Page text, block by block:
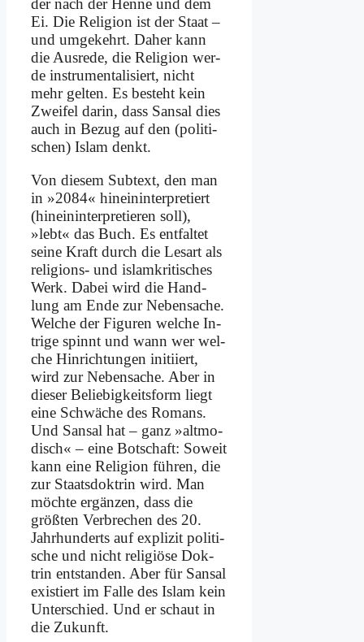
der nach der Hen­ne und dem
Ei. Die Re­li­gi­on ist der Staat –
und um­ge­kehrt. Da­her kann
die Aus­re­de, die Re­li­gi­on wer­
de in­stru­men­ta­li­siert, nicht
mehr gel­ten. Es be­steht kein
Zwei­fel dar­in, dass San­sal dies
auch in Be­zug auf den (po­li­ti­
schen) Is­lam denkt.
Von die­sem Sub­text, den man
in »2084« hin­ein­in­ter­pre­tiert
(hin­ein­in­ter­pre­tie­ren soll),
»lebt« das Buch. Es ent­fal­tet
sei­ne Kraft durch die Les­art als
re­li­gi­ons- und is­lam­kri­ti­sches
Werk. Da­bei wird die Hand­
lung am En­de zur Ne­ben­sa­che.
Wel­che der Fi­gu­ren wel­che In­
tri­ge spinnt und wann wer wel­
che Hin­rich­tun­gen in­iti­iert,
wird zur Ne­ben­sa­che. Aber in
die­ser Be­lie­big­keits­form liegt
ei­ne Schwä­che des Ro­mans.
Und San­sal hat – ganz »alt­mo­
disch« – ei­ne Bot­schaft: So­weit
kann ei­ne Re­li­gi­on füh­ren, die
zur Staats­dok­trin wird. Man
möch­te er­gän­zen, dass die
größ­ten Ver­bre­chen des 20.
Jahr­hun­derts auf ex­pli­zit po­li­ti­
sche und nicht re­li­giö­se Dok­
trin ent­stan­den. Aber für San­sal
exi­stiert im Fal­le des Is­lam kein
Un­ter­schied. Und er schaut in
die Zu­kunft.